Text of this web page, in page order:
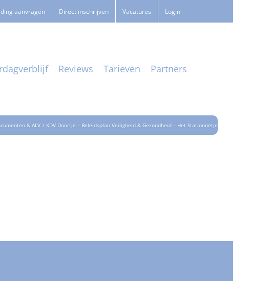
aanvragen Direct inschrijven Vacatures Login
Reviews Tarieven Partners
& ALV KDV Doortje – Beleidsplan Veiligheid & Gezondheid – Het Stationnetje